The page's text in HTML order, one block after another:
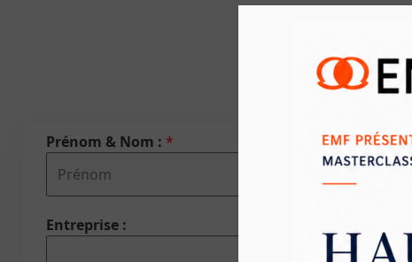
Prénom & Nom : *
Entreprise :